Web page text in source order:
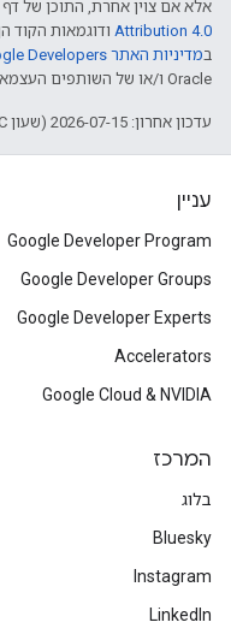
אלא אם צוין אחרת, התוכן של דף
Attribution 4.0 ודוגמאות הקוד
במדיניות האתר Google Developers‏
Oracle ו/או של השותפים העצמאיים שלה.
עדכון אחרון: 2026-07-15 (שעון UTC).
עניין
Google Developer Program
Google Developer Groups
Google Developer Experts
Accelerators
Google Cloud & NVIDIA
המרכז
בלוג
Bluesky
Instagram
LinkedIn